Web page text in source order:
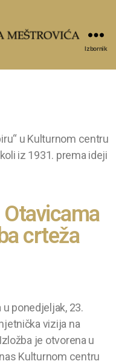
Izbornik
u Kulturnom centru
iz 1931. prema ideji
crteža
ponedjeljak, 23.
vizija na
je otvorena u
Kulturnom centru